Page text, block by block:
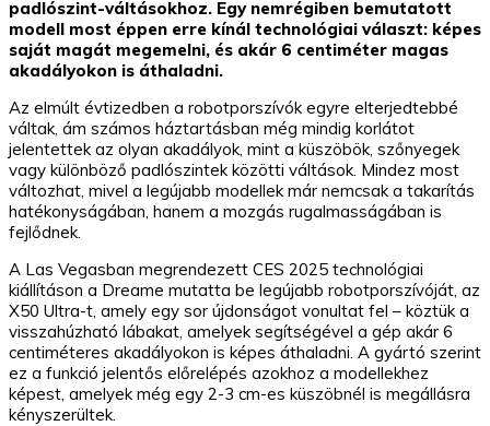
padlószint-váltásokhoz. Egy nemrégiben bemutatott
modell most éppen erre kínál technológiai választ: képes
saját magát megemelni, és akár 6 centiméter magas
akadályokon is áthaladni.
Az elmúlt évtizedben a robotporszívók egyre elterjedtebbé
váltak, ám számos háztartásban még mindig korlátot
jelentettek az olyan akadályok, mint a küszöbök, szőnyegek
vagy különböző padlószintek közötti váltások. Mindez most
változhat, mivel a legújabb modellek már nemcsak a takarítás
hatékonyságában, hanem a mozgás rugalmasságában is
fejlődnek.
A Las Vegasban megrendezett CES 2025 technológiai
kiállításon a Dreame mutatta be legújabb robotporszívóját, az
X50 Ultra-t, amely egy sor újdonságot vonultat fel – köztük a
visszahúzható lábakat, amelyek segítségével a gép akár 6
centiméteres akadályokon is képes áthaladni. A gyártó szerint
ez a funkció jelentős előrelépés azokhoz a modellekhez
képest, amelyek még egy 2-3 cm-es küszöbnél is megállásra
kényszerültek.